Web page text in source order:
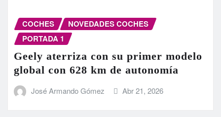
COCHES
NOVEDADES COCHES
PORTADA 1
Geely aterriza con su primer modelo
global con 628 km de autonomía
José Armando Gómez Abr 21, 2026